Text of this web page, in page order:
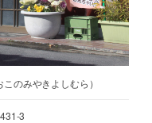
のみやきよしむら）
3